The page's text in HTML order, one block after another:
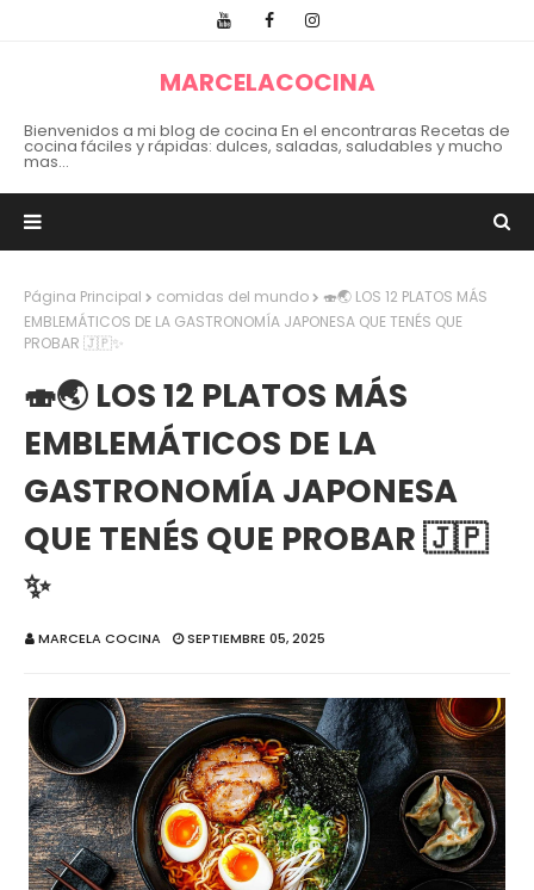
MARCELACOCINA
Bienvenidos a mi blog de cocina En el encontraras Recetas de
cocina fáciles y rápidas: dulces, saladas, saludables y mucho
mas...
Página Principal comidas del mundo
🍣🌏 LOS 12 PLATOS MÁS
EMBLEMÁTICOS DE LA GASTRONOMÍA JAPONESA QUE TENÉS QUE
PROBAR 🇯🇵✨
🍣🌏 LOS 12 PLATOS MÁS
EMBLEMÁTICOS DE LA
GASTRONOMÍA JAPONESA
QUE TENÉS QUE PROBAR 🇯🇵
✨
MARCELA COCINA SEPTIEMBRE 05, 2025